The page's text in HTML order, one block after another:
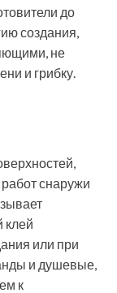
до
создания,
не
и грибку.
снаружи
клей
или при
и душевые,
к